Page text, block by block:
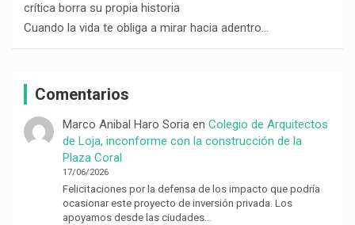
crítica borra su propia historia
Cuando la vida te obliga a mirar hacia adentro…
Comentarios
Marco Anibal Haro Soriaen Colegio de Arquitectos
de Loja, inconforme con la construcción de la
Plaza Coral
17/06/2026
Felicitaciones por la defensa de los impacto que podría
ocasionar este proyecto de inversión privada. Los
apoyamos desde las ciudades…